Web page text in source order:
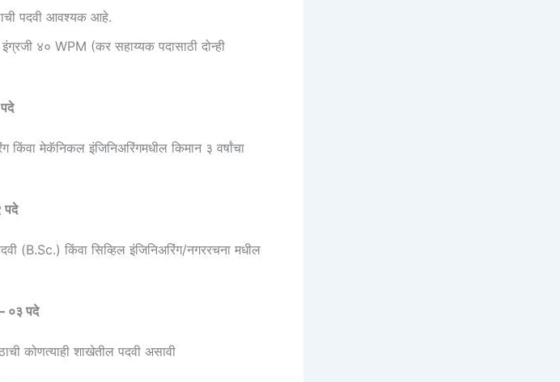
पदवी आवश्यक आहे.
४० WPM (कर सहाय्यक पदासाठी दोन्ही
किंवा मेकॅनिकल इंजिनिअरिंगमधील किमान ३ वर्षांचा
पदे
(B.Sc.) किंवा सिव्हिल इंजिनिअरिंग/नगररचना मधील
०३ पदे
कोणत्याही शाखेतील पदवी असावी